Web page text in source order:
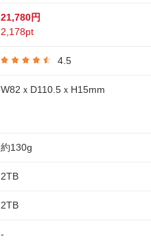
21,780円
2,178pt
4.5
W82ｘD110.5ｘH15mm
約130g
2TB
2TB
-